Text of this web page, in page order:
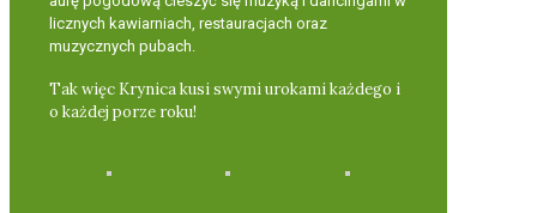
licznych kawiarniach, restauracjach oraz
muzycznych pubach.
Tak więc Krynica kusi swymi urokami każdego i
o każdej porze roku!